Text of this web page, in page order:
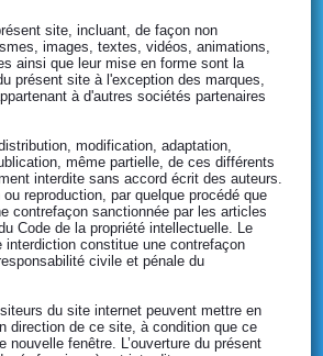
site, incluant, de façon non
images, textes, vidéos, animations,
ainsi que leur mise en forme sont la
présent site à l'exception des marques,
à d'autres sociétés partenaires
modification, adaptation,
même partielle, de ces différents
interdite sans accord écrit des auteurs.
reproduction, par quelque procédé que
contrefaçon sanctionnée par les articles
Code de la propriété intellectuelle. Le
interdiction constitue une contrefaçon
civile et pénale du
du site internet peuvent mettre en
direction de ce site, à condition que ce
nouvelle fenêtre. L’ouverture du présent